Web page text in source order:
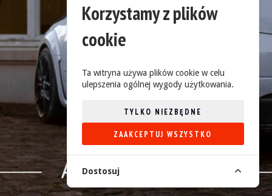
Korzystamy z plików
cookie
Ta witryna używa plików cookie w celu
ulepszenia ogólnej wygody użytkowania.
TYLKO NIEZBĘDNE
ZAAKCEPTUJ WSZYSTKO
Dostosuj